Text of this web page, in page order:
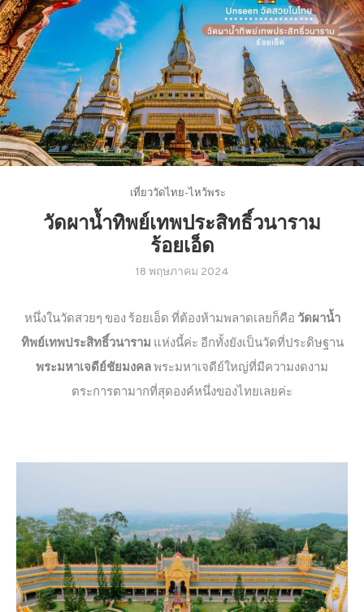
เที่ยววัดไทย-ไหว้พระ
วัดผาน้ำทิพย์เทพประสิทธิ์วนาราม
ร้อยเอ็ด
18 พฤษภาคม 2024
หนึ่งในวัดสวยๆ ของ ร้อยเอ็ด ที่ต้องห้ามพลาดเลยก็คือ วัดผาน้ำ
ทิพย์เทพประสิทธิ์วนาราม แห่งนี้ค่ะ อีกทั้งยังเป็นวัดที่ประดิษฐาน
พระมหาเจดีย์ชัยมงคลพระมหาเจดีย์ใหญ่ที่มีความงดงาม
ตระการตามากที่สุดองค์หนึ่งของไทยเลยค่ะ